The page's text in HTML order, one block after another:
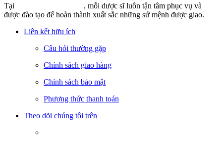
Tại
, mỗi dược sĩ luôn tận tâm phục vụ và
được đào tạo để hoàn thành xuất sắc những sứ mệnh được giao.
Liên kết hữu ích
Câu hỏi thường gặp
Chính sách giao hàng
Chính sách bảo mật
Phương thức thanh toán
Theo dõi chúng tôi trên